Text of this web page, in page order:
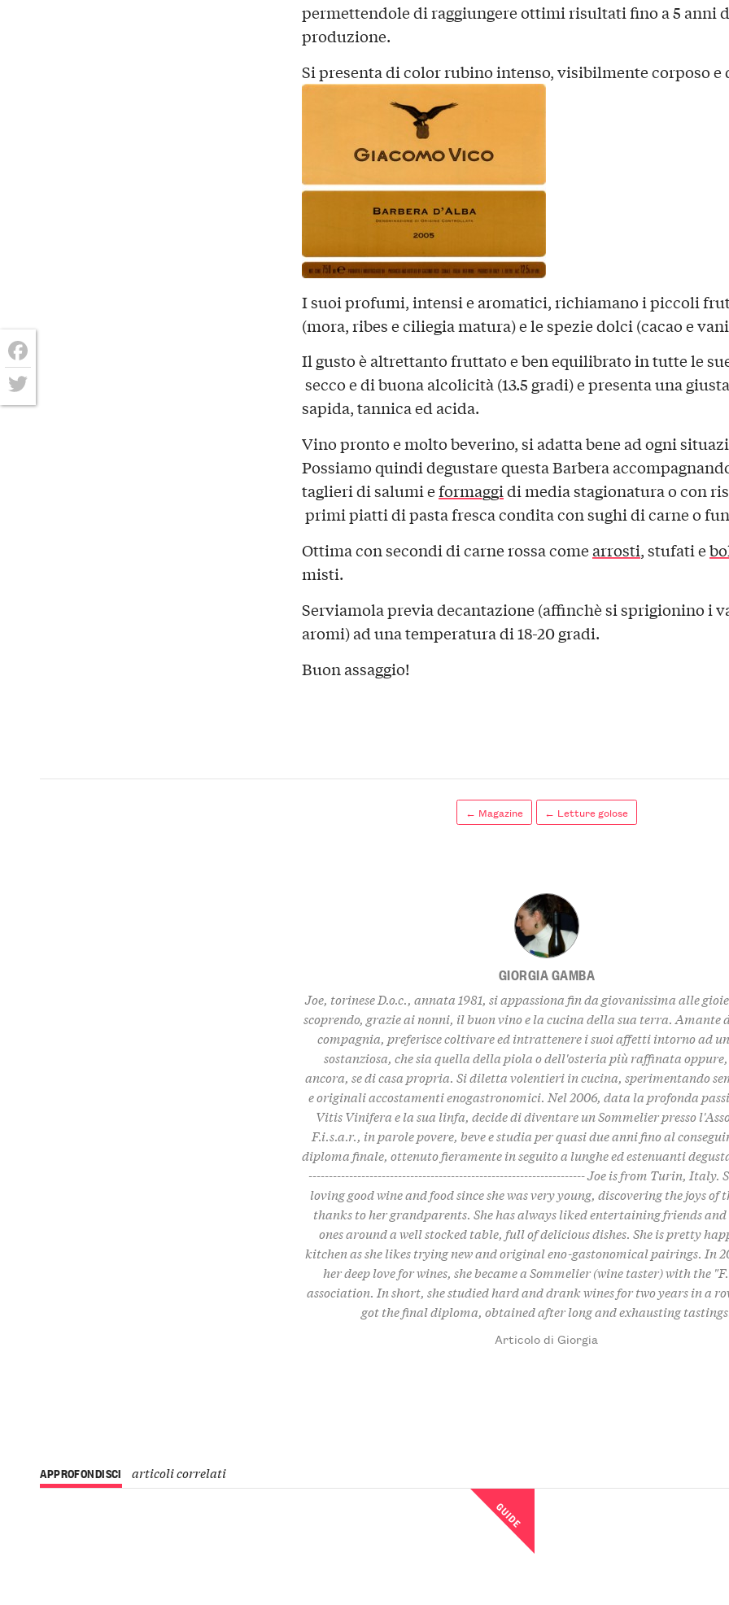
permettendole di raggiungere ottimi risultati fino a 5 anni
produzione.
Si presenta di color rubino intenso, visibilmente corposo e
I suoi profumi, intensi e aromatici, richiamano i piccoli
(mora, ribes e ciliegia matura) e le spezie dolci (cacao e
Il gusto è altrettanto fruttato e ben equilibrato in tutte le
secco e di buona alcolicità (13.5 gradi) e presenta una
sapida, tannica ed acida.
Vino pronto e molto beverino, si adatta bene ad ogni
Possiamo quindi degustare questa Barbera
taglieri di salumi eformaggidi media stagionatura o con
primi piatti di pasta fresca condita con sughi di carne o
Ottima con secondi di carne rossa comearrosti, stufati e
misti.
Serviamola previa decantazione (affinchè si sprigionino i
aromi) ad una temperatura di 18-20 gradi.
Buon assaggio!
← Magazine ← Letture golose
GIORGIA GAMBA
Joe, torinese D.o.c., annata 1981, si appassiona fin da giovanissima alle
scoprendo, grazie ai nonni, il buon vino e la cucina della sua terra. Amante
compagnia, preferisce coltivare ed intrattenere i suoi affetti intorno ad
sostanziosa, che sia quella della piola o dell'osteria più raffinata
ancora, se di casa propria. Si diletta volentieri in cucina, sperimentando
e originali accostamenti enogastronomici. Nel 2006, data la profonda
Vitis Vinifera e la sua linfa, decide di diventare un Sommelier presso
F.i.s.a.r., in parole povere, beve e studia per quasi due anni fino al
diploma finale, ottenuto fieramente in seguito a lunghe ed estenuanti
-------------------------------------------------------------------- Joe is from Turin, Italy.
loving good wine and food since she was very young, discovering the joys of
thanks to her grandparents. She has always liked entertaining friends
ones around a well stocked table, full of delicious dishes. She is pretty
kitchen as she likes trying new and original eno-gastonomical pairings. In
her deep love for wines, she became a Sommelier (wine taster) with the
association. In short, she studied hard and drank wines for two years in a
got the final diploma, obtained after long and exhausting
Articolo di Giorgia
APPROFONDISCI articoli correlati
GUIDE
Facebook
Twitter